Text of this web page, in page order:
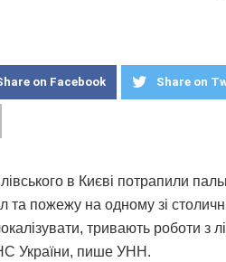
on Facebook Share on
в Києві потрапили
та пожежу на одному зі
тривають роботи з
України, пише УНН.